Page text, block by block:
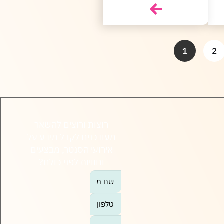
1 2
אנא
מלאו
את